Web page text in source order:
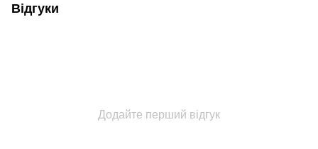
Відгуки
Додайте перший відгук